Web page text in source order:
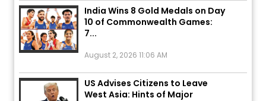
10 of Commonwealth Games:
7...
US Advises Citizens to Leave
West Asia: Hints of Major
Military Attack...